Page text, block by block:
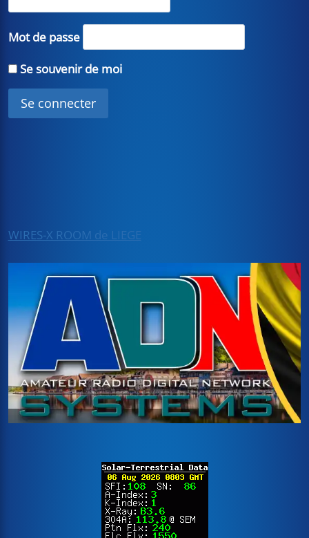
Mot de passe
Se souvenir de moi
WIRES-X ROOM de LIEGE